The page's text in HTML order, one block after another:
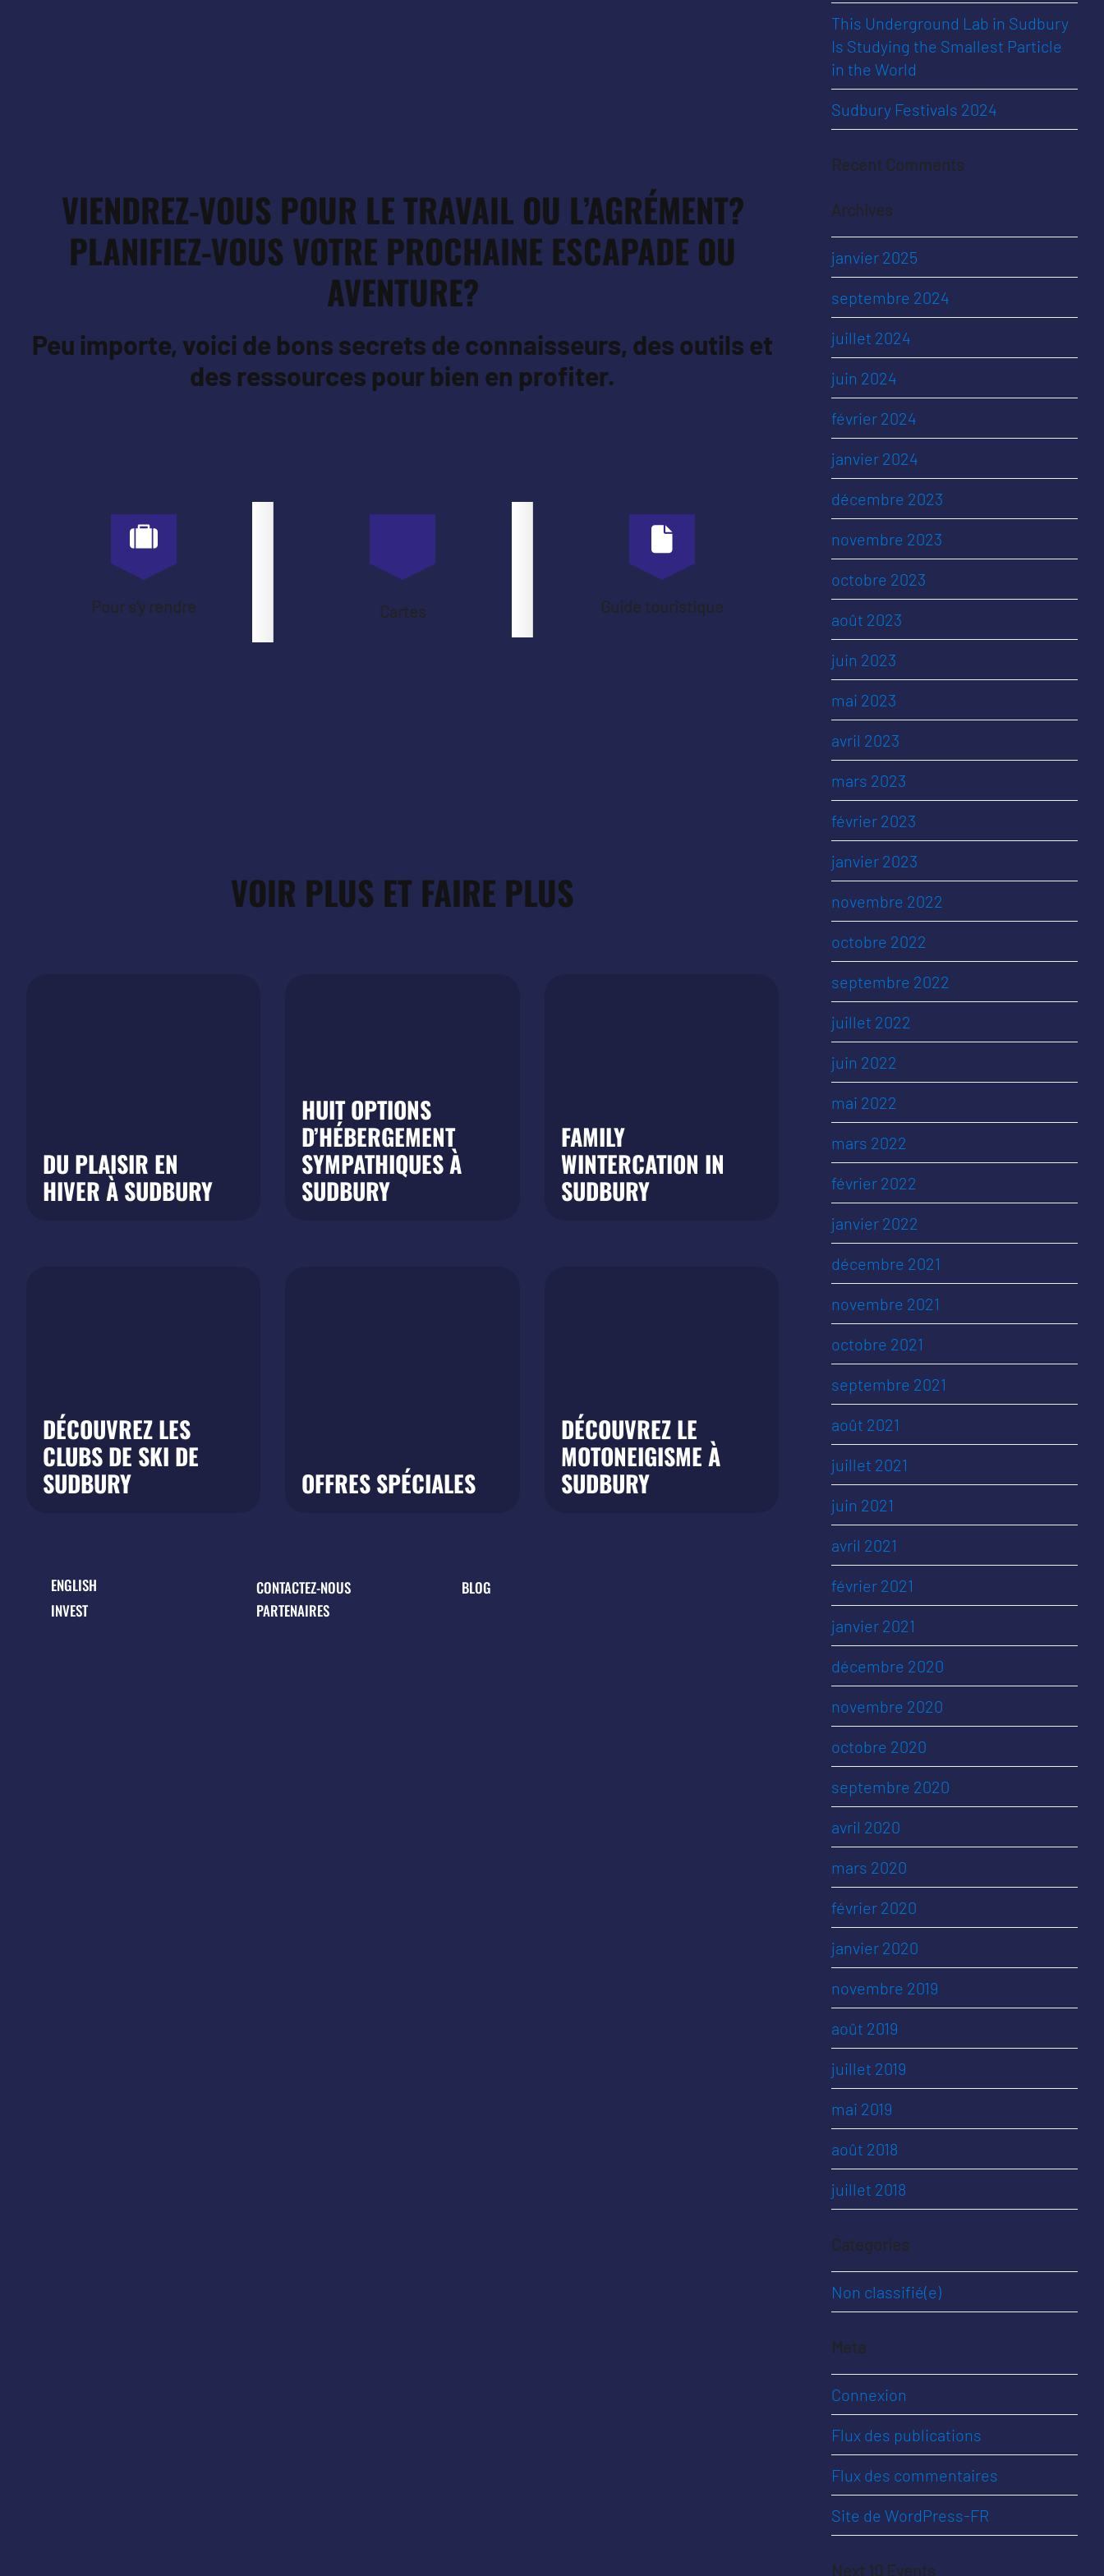
VIENDREZ-VOUS POUR LE TRAVAIL OU L’AGRÉMENT?
PLANIFIEZ-VOUS VOTRE PROCHAINE ESCAPADE OU
AVENTURE?
Peu importe, voici de bons secrets de connaisseurs, des outils et
des ressources pour bien en profiter.
Pour s’y rendre Cartes Guide touristique
VOIR PLUS ET FAIRE PLUS
DU PLAISIR EN
HIVER À SUDBURY
HUIT OPTIONS
D’HÉBERGEMENT
SYMPATHIQUES À
SUDBURY
FAMILY
WINTERCATION IN
SUDBURY
DÉCOUVREZ LES
CLUBS DE SKI DE
SUDBURY
OFFRES SPÉCIALES
DÉCOUVREZ LE
MOTONEIGISME À
SUDBURY
This Underground Lab in Sudbury
Is Studying the Smallest Particle
in the World
Sudbury Festivals 2024
Recent Comments
Archives
janvier 2025
septembre 2024
juillet 2024
juin 2024
février 2024
janvier 2024
décembre 2023
novembre 2023
octobre 2023
août 2023
juin 2023
mai 2023
avril 2023
mars 2023
février 2023
janvier 2023
novembre 2022
octobre 2022
septembre 2022
juillet 2022
juin 2022
mai 2022
mars 2022
février 2022
janvier 2022
décembre 2021
novembre 2021
octobre 2021
septembre 2021
août 2021
juillet 2021
juin 2021
avril 2021
février 2021
janvier 2021
décembre 2020
novembre 2020
octobre 2020
septembre 2020
avril 2020
mars 2020
février 2020
janvier 2020
novembre 2019
août 2019
juillet 2019
mai 2019
août 2018
juillet 2018
Categories
Non classifié(e)
Meta
Connexion
Flux des publications
Flux des commentaires
Site de WordPress-FR
Next 10 Events
ENGLISH CONTACTEZ-NOUS
BLOG
INVEST
PARTENAIRES